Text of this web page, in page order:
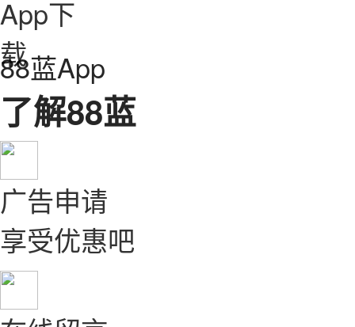
88蓝App
了解88蓝
广告申请
享受优惠吧